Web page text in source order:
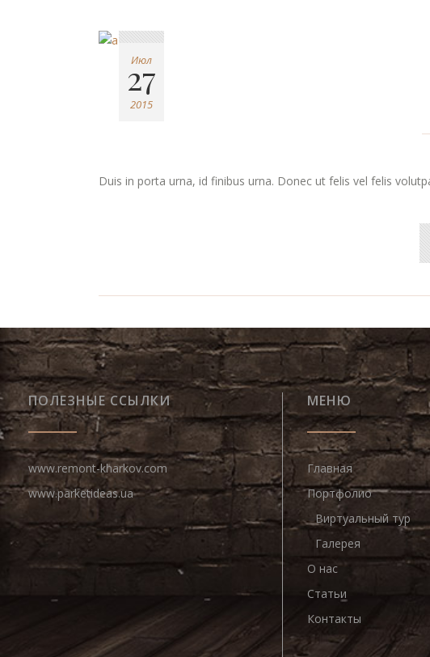
Июл
27
2015
Duis in porta urna, id finibus urna. Donec ut felis vel felis
ПОЛЕЗНЫЕ ССЫЛКИ
www.remont-kharkov.com
www.parketideas.ua
МЕНЮ
Главная
Портфолио
Виртуальный тур
Галерея
О нас
Статьи
Контакты